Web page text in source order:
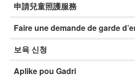
申請兒童照護服務
Faire une demande de garde
보육 신청
Aplike pou Gadri